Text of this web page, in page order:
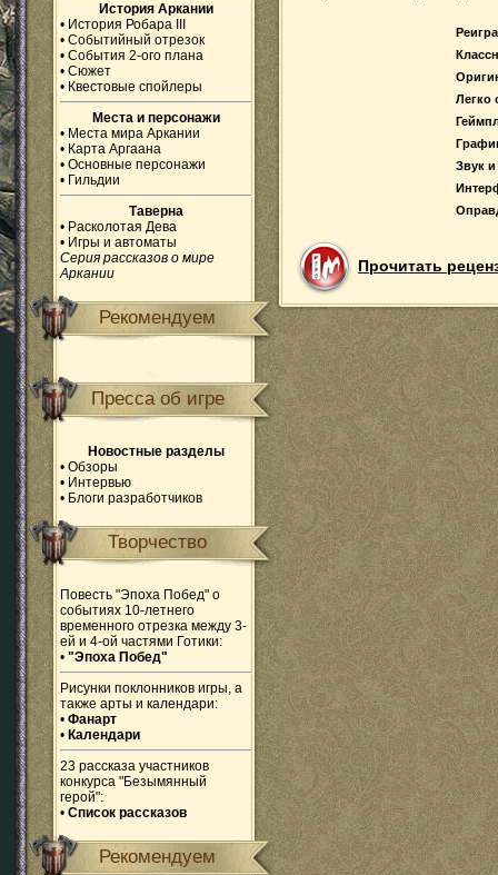
История Аркании
• История Робара III
• Событийный отрезок
• События 2-ого плана
• Сюжет
• Квестовые спойлеры
Места и персонажи
• Места мира Аркании
• Карта Аргаана
• Основные персонажи
• Гильдии
Таверна
• Расколотая Дева
• Игры и автоматы
Серия рассказов о мире
Аркании
Рекомендуем
Пресса об игре
Новостные разделы
• Обзоры
• Интервью
• Блоги разработчиков
Творчество
Повесть "Эпоха Побед" о
событиях 10-летнего
временного отрезка между 3-
ей и 4-ой частями Готики:
• "Эпоха Побед"
Рисунки поклонников игры, а
также арты и календари:
• Фанарт
• Календари
23 рассказа участников
конкурса "Безымянный
герой":
• Список рассказов
Рекомендуем
Легко
Звук
Прочитать